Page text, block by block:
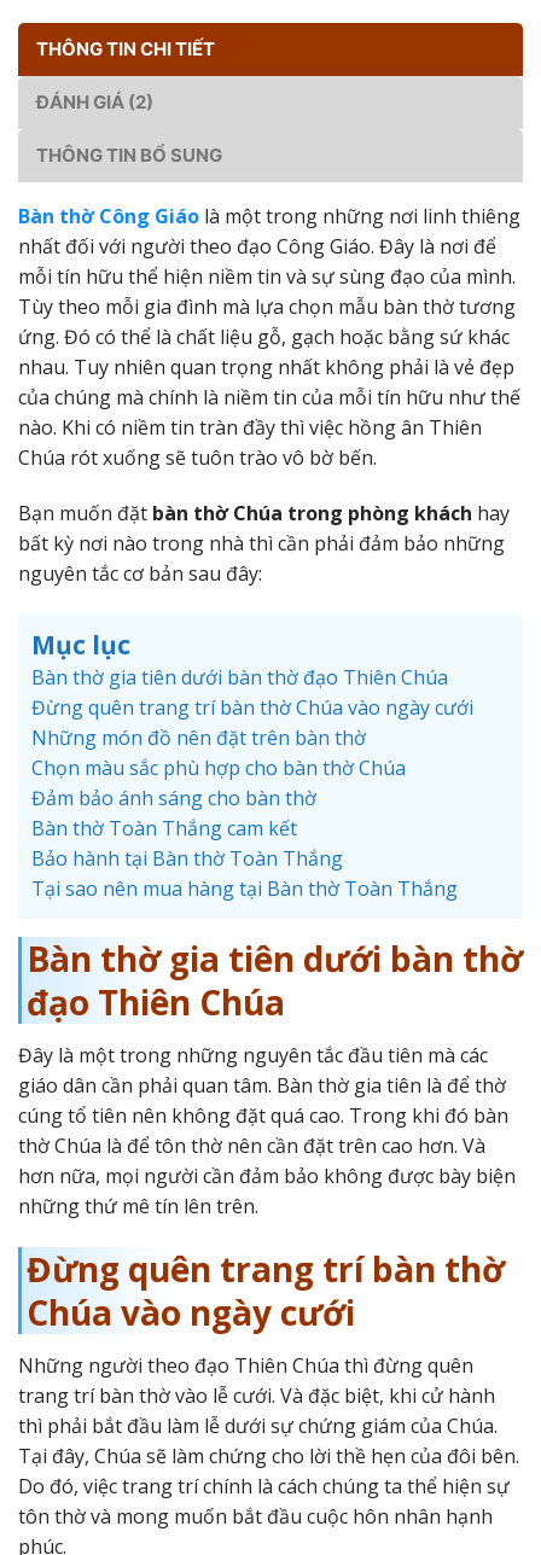
THÔNG TIN CHI TIẾT
ĐÁNH GIÁ (2)
THÔNG TIN BỔ SUNG
Bàn thờ Công Giáo là một trong những nơi linh thiêng
nhất đối với người theo đạo Công Giáo. Đây là nơi để
mỗi tín hữu thể hiện niềm tin và sự sùng đạo của mình.
Tùy theo mỗi gia đình mà lựa chọn mẫu bàn thờ tương
ứng. Đó có thể là chất liệu gỗ, gạch hoặc bằng sứ khác
nhau. Tuy nhiên quan trọng nhất không phải là vẻ đẹp
của chúng mà chính là niềm tin của mỗi tín hữu như thế
nào. Khi có niềm tin tràn đầy thì việc hồng ân Thiên
Chúa rót xuống sẽ tuôn trào vô bờ bến.
Bạn muốn đặt bàn thờ Chúa trong phòng khách hay
bất kỳ nơi nào trong nhà thì cần phải đảm bảo những
nguyên tắc cơ bản sau đây:
Mục lục
Bàn thờ gia tiên dưới bàn thờ đạo Thiên Chúa
Đừng quên trang trí bàn thờ Chúa vào ngày cưới
Những món đồ nên đặt trên bàn thờ
Chọn màu sắc phù hợp cho bàn thờ Chúa
Đảm bảo ánh sáng cho bàn thờ
Bàn thờ Toàn Thắng cam kết
Bảo hành tại Bàn thờ Toàn Thắng
Tại sao nên mua hàng tại Bàn thờ Toàn Thắng
Bàn thờ gia tiên dưới bàn thờ
đạo Thiên Chúa
Đây là một trong những nguyên tắc đầu tiên mà các
giáo dân cần phải quan tâm. Bàn thờ gia tiên là để thờ
cúng tổ tiên nên không đặt quá cao. Trong khi đó bàn
thờ Chúa là để tôn thờ nên cần đặt trên cao hơn. Và
hơn nữa, mọi người cần đảm bảo không được bày biện
những thứ mê tín lên trên.
Đừng quên trang trí bàn thờ
Chúa vào ngày cưới
Những người theo đạo Thiên Chúa thì đừng quên
trang trí bàn thờ vào lễ cưới. Và đặc biệt, khi cử hành
thì phải bắt đầu làm lễ dưới sự chứng giám của Chúa.
Tại đây, Chúa sẽ làm chứng cho lời thề hẹn của đôi bên.
Do đó, việc trang trí chính là cách chúng ta thể hiện sự
tôn thờ và mong muốn bắt đầu cuộc hôn nhân hạnh
phúc.